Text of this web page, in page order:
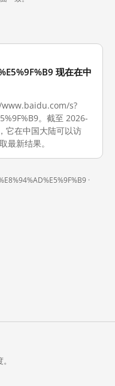
现在在中
s?
。截至 2026-
它在中国大陆可以访
最新结果。
·